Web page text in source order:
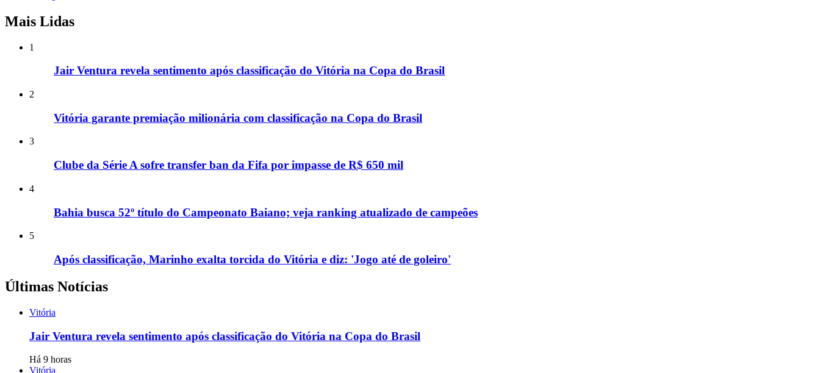
Mais Lidas
1
Jair Ventura revela sentimento após classificação do Vitória na Copa do Brasil
2
Vitória garante premiação milionária com classificação na Copa do Brasil
3
Clube da Série A sofre transfer ban da Fifa por impasse de R$ 650 mil
4
Bahia busca 52º título do Campeonato Baiano; veja ranking atualizado de campeões
5
Após classificação, Marinho exalta torcida do Vitória e diz: 'Jogo até de goleiro'
Últimas Notícias
Vitória
Jair Ventura revela sentimento após classificação do Vitória na Copa do Brasil
Há 9 horas
Vitória